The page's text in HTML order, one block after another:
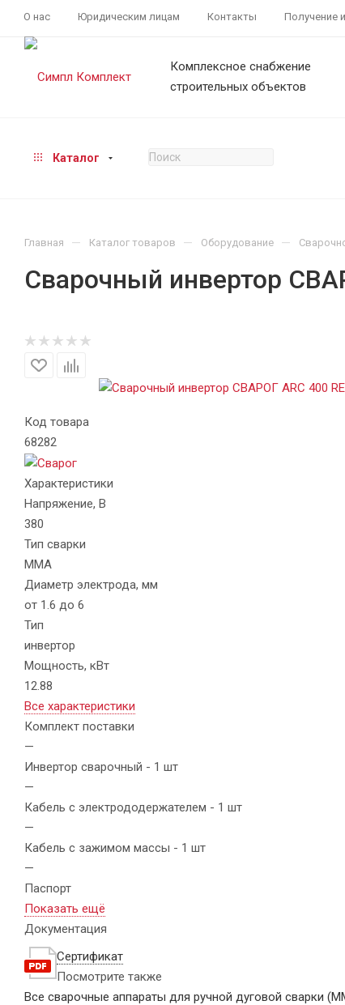
О нас Юридическим лицам Контакты Получение
Комплексное снабжение
строительных объектов
Каталог
Главная — Каталог товаров — Оборудование —
Сварочный инвертор
Код товара
68282
Характеристики
Напряжение, В
380
Тип сварки
MMA
Диаметр электрода, мм
от 1.6 до 6
Тип
инвертор
Мощность, кВт
12.88
Все характеристики
Комплект поставки
—
Инвертор сварочный - 1 шт
—
Кабель с электрододержателем - 1 шт
—
Кабель с зажимом массы - 1 шт
—
Паспорт
Показать ещё
Документация
Сертификат
Посмотрите также
Все сварочные аппараты для ручной дуговой сварки